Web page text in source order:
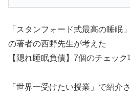
「スタンフォード式最高の睡眠」
の著者の西野先生が考えた
【隠れ睡眠負債】7個のチェック
「世界一受けたい授業」で紹介